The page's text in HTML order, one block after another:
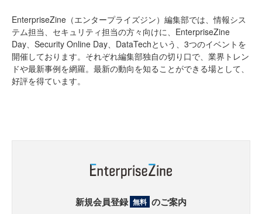
EnterpriseZine（エンタープライズジン）編集部では、情報シス
テム担当、セキュリティ担当の方々向けに、EnterpriseZine
Day、Security Online Day、DataTechという、3つのイベントを
開催しております。それぞれ編集部独自の切り口で、業界トレン
ドや最新事例を網羅。最新の動向を知ることができる場として、
好評を得ています。
新規会員登録 無料 のご案内